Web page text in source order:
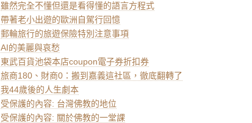
雖然完全不懂但還是看得懂的語言方程式
帶著老小出遊的歐洲自駕行回憶
郵輪旅行的旅遊保險特別注意事項
AI的美麗與哀愁
東武百貨池袋本店coupon電子券折扣券
旅商180、財商0：搬到嘉義這社區，徹底翻轉了
我44歲後的人生劇本
受保護的內容: 台灣佛教的地位
受保護的內容: 關於佛教的一堂課